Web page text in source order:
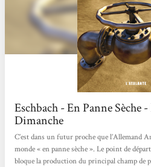
Eschbach - En Panne Sèche
Dimanche
C’est dans un futur proche que l’Allemand
monde « en panne sèche ». Le point de
bloque la production du principal champ de